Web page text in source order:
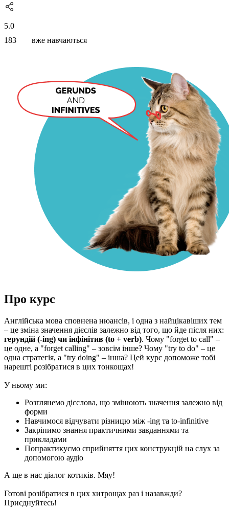
5.0
183
вже навчаються
Про курс
Англійська мова сповнена нюансів, і одна з найцікавіших тем
– це зміна значення дієслів залежно від того, що йде після них:
герундій (-ing) чи інфінітив (to + verb). Чому "forget to call" –
це одне, а "forget calling" – зовсім інше? Чому "try to do" – це
одна стратегія, а "try doing" – інша? Цей курс допоможе тобі
нарешті розібратися в цих тонкощах!
У ньому ми:
Розглянемо дієслова, що змінюють значення залежно від
форми
Навчимося відчувати різницю між -ing та to-infinitive
Закріпимо знання практичними завданнями та
прикладами
Попрактикуємо сприйняття цих конструкцій на слух за
допомогою аудіо
А ще в нас діалог котиків. Мяу!
Готові розібратися в цих хитрощах раз і назавжди?
Приєднуйтесь!